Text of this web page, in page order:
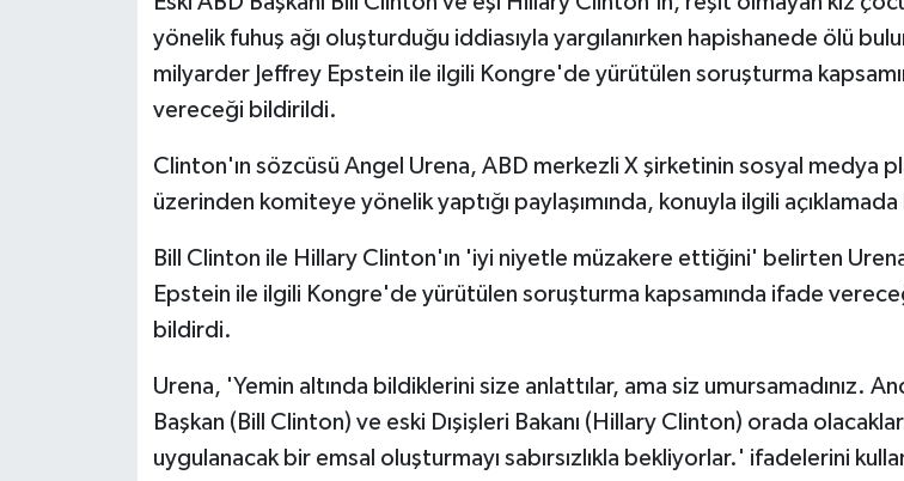
yönelik fuhuş ağı oluşturduğu iddiasıyla yargılanırken hapishanede ölü
milyarder Jeffrey Epstein ile ilgili Kongre'de yürütülen soruşturma
vereceği bildirildi.
Clinton'ın sözcüsü Angel Urena, ABD merkezli X şirketinin sosyal medya
üzerinden komiteye yönelik yaptığı paylaşımında, konuyla ilgili
Bill Clinton ile Hillary Clinton'ın 'iyi niyetle müzakere ettiğini' belirten
Epstein ile ilgili Kongre'de yürütülen soruşturma kapsamında ifade
bildirdi.
Urena, 'Yemin altında bildiklerini size anlattılar, ama siz umursamadınız.
Başkan (Bill Clinton) ve eski Dışişleri Bakanı (Hillary Clinton) orada
uygulanacak bir emsal oluşturmayı sabırsızlıkla bekliyorlar.' ifadelerini